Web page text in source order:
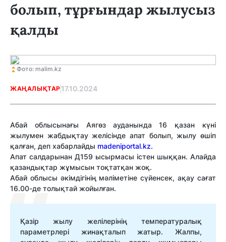
болып, тұрғындар жылусыз
қалды
Фото: malim.kz
ЖАҢАЛЫҚТАР 17.10.2024
Абай облысынағы Аягөз ауданында 16 қазан күні
жылумен жабдықтау желісінде апат болып, жылу өшіп
қалған, деп хабарлайды madeniportal.kz.
Апат салдарынан Д159 ысырмасы істен шыққан. Алайда
қазандықтар жұмысын тоқтатқан жоқ.
Абай облысы әкімдігінің мәліметіне сүйенсек, ақау сағат
16.00-де толықтай жойылған.
Қазір жылу желілерінің температуралық
параметрлері жинақталып жатыр. Жалпы,